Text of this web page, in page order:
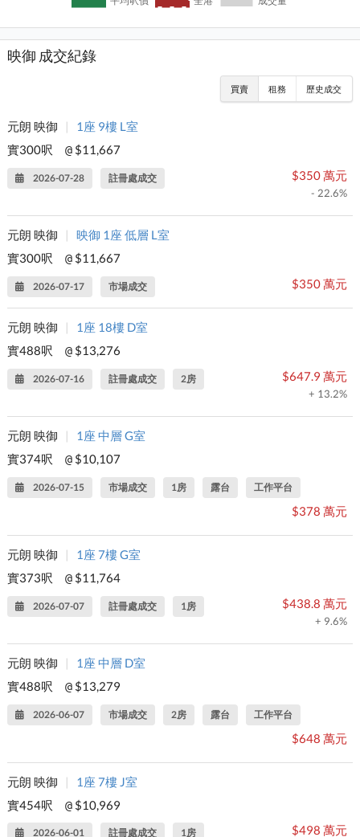
映御 成交紀錄
買賣 租務 歷史成交
元朗 映御 |
1座 9樓 L室
實300呎
@ $11,667
2026-07-28 註冊處成交 $350 萬元
- 22.6%
元朗 映御 |
映御 1座 低層 L室
實300呎
@ $11,667
2026-07-17 市場成交 $350 萬元
元朗 映御 |
1座 18樓 D室
實488呎
@ $13,276
2026-07-16 註冊處成交 2房 $647.9 萬元
+ 13.2%
元朗 映御 |
1座 中層 G室
實374呎
@ $10,107
2026-07-15 市場成交 1房 露台 工作平台
$378 萬元
元朗 映御 |
1座 7樓 G室
實373呎
@ $11,764
2026-07-07 註冊處成交 1房 $438.8 萬元
+ 9.6%
元朗 映御 |
1座 中層 D室
實488呎
@ $13,279
2026-06-07 市場成交 2房 露台 工作平台
$648 萬元
元朗 映御 |
1座 7樓 J室
實454呎
@ $10,969
2026-06-01 註冊處成交 1房 $498 萬元